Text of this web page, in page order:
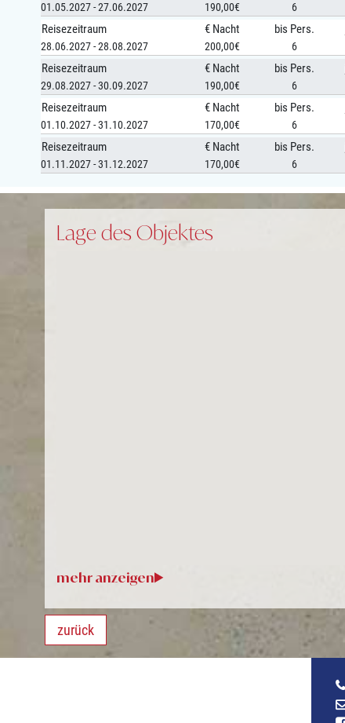
01.05.2027 - 27.06.2027 190,00€ 6
Reisezeitraum € Nacht bis Pers.
28.06.2027 - 28.08.2027 200,00€ 6
Reisezeitraum € Nacht bis Pers.
29.08.2027 - 30.09.2027 190,00€ 6
Reisezeitraum € Nacht bis Pers.
01.10.2027 - 31.10.2027 170,00€ 6
Reisezeitraum € Nacht bis Pers.
01.11.2027 - 31.12.2027 170,00€ 6
Lage des Objektes
zurück